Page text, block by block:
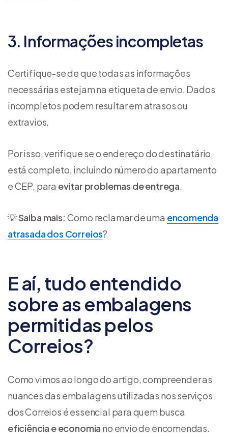
3. Informações incompletas
Certifique-se de que todas as informações
necessárias estejam na etiqueta de envio. Dados
incompletos podem resultar em atrasos ou
extravios.
Por isso, verifique se o endereço do destinatário
está completo, incluindo número do apartamento
e CEP, para evitar problemas de entrega.
💡Saiba mais: Como reclamar de uma encomenda
atrasada dos Correios?
E aí, tudo entendido
sobre as embalagens
permitidas pelos
Correios?
Como vimos ao longo do artigo, compreender as
nuances das embalagens utilizadas nos serviços
dos Correios é essencial para quem busca
eficiência e economia no envio de encomendas.